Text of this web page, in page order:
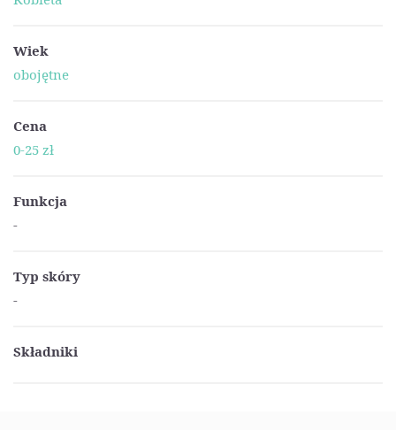
Wiek
obojętne
Cena
0-25 zł
Funkcja
-
Typ skóry
-
Składniki